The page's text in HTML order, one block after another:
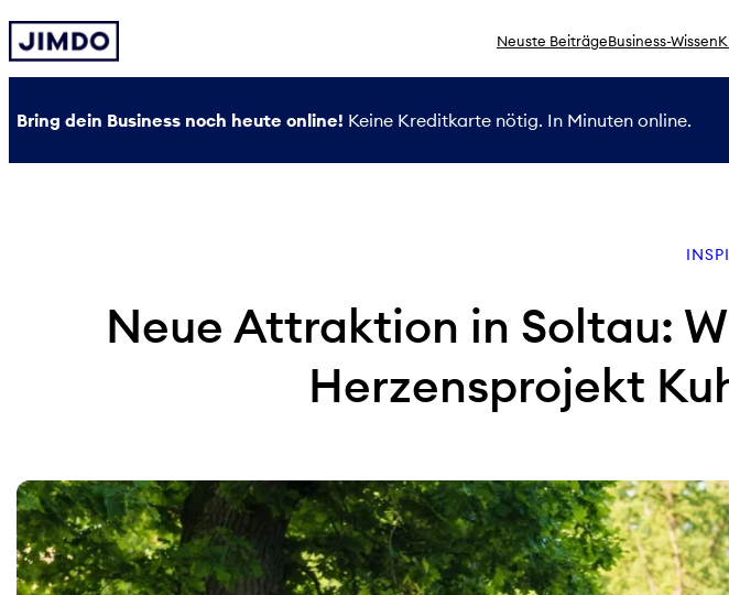
Zum
Inhalt
springen
Neuste BeiträgeBusiness-Wissen
Bring dein Business noch heute online! Keine Kreditkarte nötig. In Minuten online.
Neue Attraktion in Soltau:
Herzensprojekt